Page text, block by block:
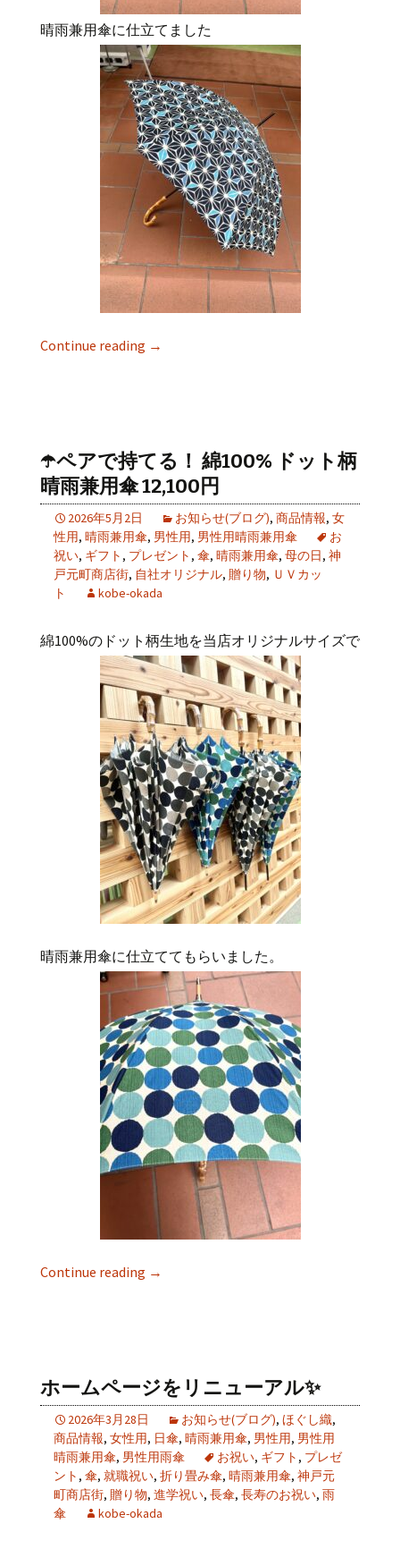
晴雨兼用傘に仕立てました
Continue reading →
☂️ペアで持てる！ 綿100% ドット柄
晴雨兼用傘 12,100円
2026年5月2日 お知らせ(ブログ), 商品情報, 女
性用, 晴雨兼用傘, 男性用, 男性用晴雨兼用傘
お
祝い, ギフト , プレゼント , 傘, 晴雨兼用傘, 母の日, 神
戸元町商店街, 自社オリジナル, 贈り物, ＵＶカッ
ト
kobe-okada
綿100%のドット柄生地を当店オリジナルサイズで
晴雨兼用傘に仕立ててもらいました。
Continue reading →
ホームページをリニューアル✨
2026年3月28日 お知らせ(ブログ), ほぐし織,
商品情報, 女性用, 日傘, 晴雨兼用傘, 男性用, 男性用
晴雨兼用傘, 男性用雨傘 お祝い, ギフト , プレゼ
ント , 傘, 就職祝い, 折り畳み傘, 晴雨兼用傘, 神戸元
町商店街, 贈り物, 進学祝い, 長傘, 長寿のお祝い, 雨
傘
kobe-okada